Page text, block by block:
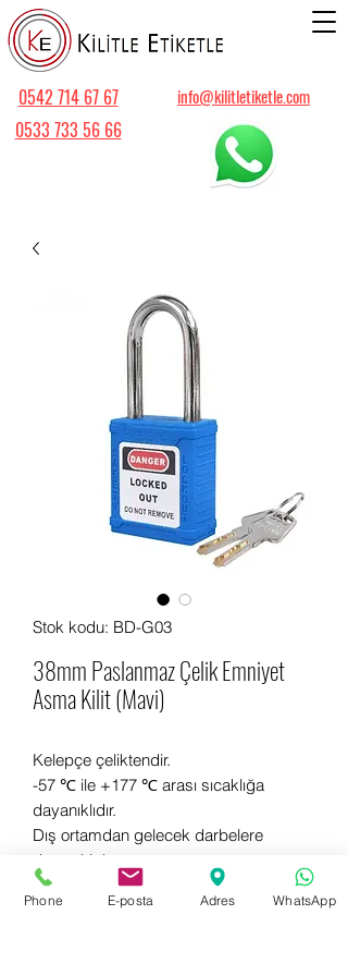
info@kilitletiketle.com
0542 714 67 67
0533 733 56 66
Stok kodu: BD-G03
38mm Paslanmaz Çelik Emniyet
Asma Kilit (Mavi)
Kelepçe çeliktendir.
-57 ℃ ile +177 ℃ arası sıcaklığa
dayanıklıdır.
Dış ortamdan gelecek darbelere
dayanıklıdır.
Farklı renkler mevcuttur.
Phone E-posta Adres WhatsApp